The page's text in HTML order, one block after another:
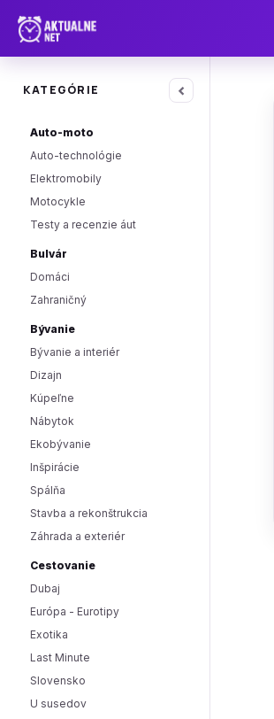
KATEGÓRIE ‹
Auto-moto
Auto-technológie
Elektromobily
Motocykle
Testy a recenzie áut
Bulvár
Domáci
Zahraničný
Bývanie
Bývanie a interiér
Dizajn
Kúpeľne
Nábytok
Ekobývanie
Inšpirácie
Spálňa
Stavba a rekonštrukcia
Záhrada a exteriér
Cestovanie
Dubaj
Európa - Eurotipy
Exotika
Last Minute
Slovensko
U susedov